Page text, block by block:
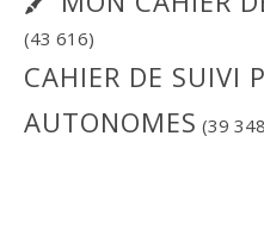
(43 616)
CAHIER DE SUIVI
AUTONOMES (39